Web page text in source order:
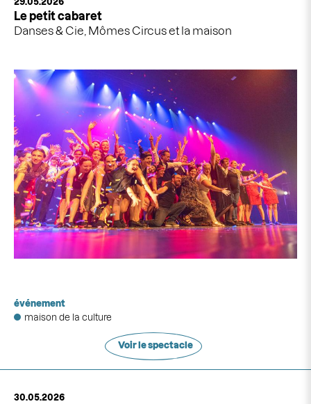
Le petit cabaret
Danses & Cie, Mômes Circus et la maison
événement
maison de la culture
Voir le spectacle
30.05.2026